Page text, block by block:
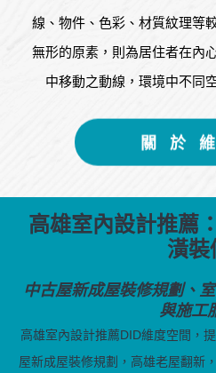
線、物件、色彩、材質紋理等
無形的原素，則為居住者在內
中移動之動線，環境中不同
關 於
高雄室內設計推薦
潢裝
中古屋新成屋裝修規劃、
與施工
高雄室內設計推薦DID維度空間，
屋新成屋裝修規劃，高雄老屋翻新